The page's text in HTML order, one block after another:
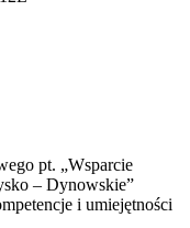
pt. „Wsparcie
– Dynowskie”
i umiejętności